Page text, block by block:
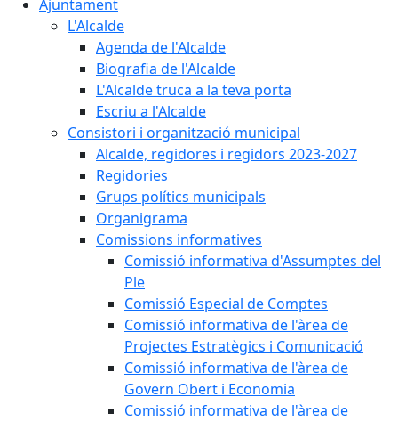
Ajuntament
L'Alcalde
Agenda de l'Alcalde
Biografia de l'Alcalde
L'Alcalde truca a la teva porta
Escriu a l'Alcalde
Consistori i organització municipal
Alcalde, regidores i regidors 2023-2027
Regidories
Grups polítics municipals
Organigrama
Comissions informatives
Comissió informativa d'Assumptes del
Ple
Comissió Especial de Comptes
Comissió informativa de l'àrea de
Projectes Estratègics i Comunicació
Comissió informativa de l'àrea de
Govern Obert i Economia
Comissió informativa de l'àrea de